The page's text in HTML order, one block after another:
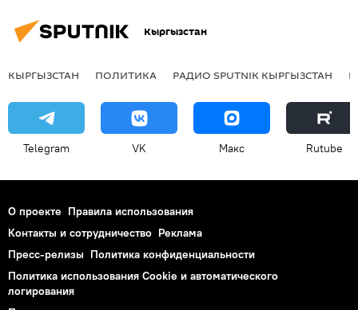
Кыргызстан
КЫРГЫЗСТАН ПОЛИТИКА РАДИО SPUTNIK КЫРГЫЗСТАН
Telegram VK Макс Rutube
О проекте Правила использования
Контакты и сотрудничество Реклама
Пресс-релизы Политика конфиденциальности
Политика использования Cookie и автоматического
логирования